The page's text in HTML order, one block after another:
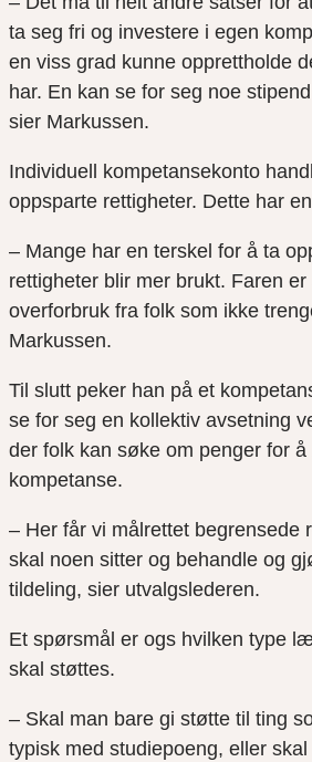
ta seg fri og investere i egen
en viss grad kunne opprettholde
har. En kan se for seg noe
sier Markussen.
Individuell kompetansekonto
oppsparte rettigheter. Dette har
– Mange har en terskel for å ta
rettigheter blir mer brukt. Faren
overforbruk fra folk som ikke
Markussen.
Til slutt peker han på et
se for seg en kollektiv avsetning
der folk kan søke om penger for å
kompetanse.
– Her får vi målrettet begrensede
skal noen sitter og behandle og
tildeling, sier utvalgslederen.
Et spørsmål er ogs hvilken type
skal støttes.
– Skal man bare gi støtte til ting
typisk med studiepoeng, eller